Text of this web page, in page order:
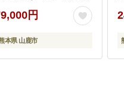
ス 約300g×2pc）【吉里
肉】 [ZEW103]
円
本県 山鹿市